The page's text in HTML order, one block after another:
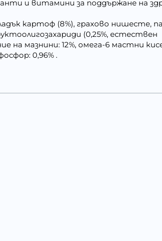
и витамини за поддържане на
картоф (8%), грахово нишесте,
(0,25%, естествен
на мазнини: 12%, омега-6 мастни
0,96% .